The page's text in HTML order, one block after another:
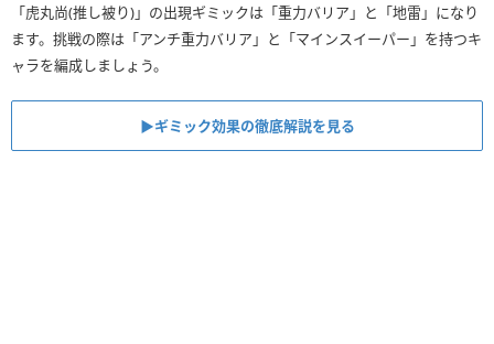
「虎丸尚(推し被り)」の出現ギミックは「重力バリア」と「地雷」になり
ます。挑戦の際は「アンチ重力バリア」と「マインスイーパー」を持つキ
ャラを編成しましょう。
▶︎ギミック効果の徹底解説を見る